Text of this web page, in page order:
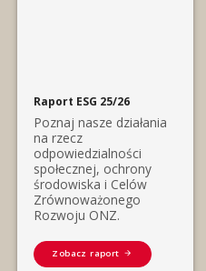
Raport ESG 25/26
Poznaj nasze działania
na rzecz
odpowiedzialności
społecznej, ochrony
środowiska i Celów
Zrównoważonego
Rozwoju ONZ.
Zobacz raport